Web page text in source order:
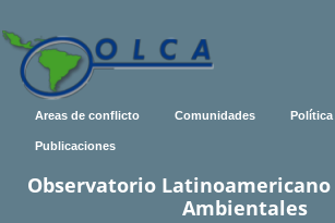
Areas de conflicto Comunidades
Publicaciones
Observatorio Latinoamericano
Ambientales